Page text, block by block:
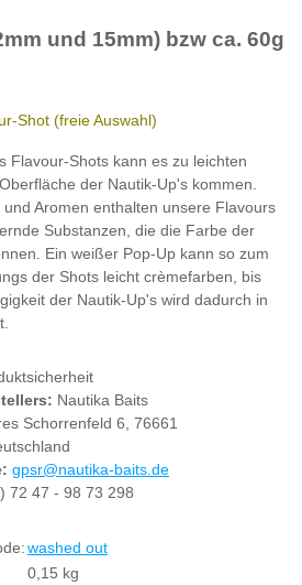
und 15mm) bzw ca. 60g
Shot (freie Auswahl)
Flavour-Shots kann es zu leichten
der Nautik-Up's kommen.
Aromen enthalten unsere Flavours
Substanzen, die die Farbe der
Ein weißer Pop-Up kann so zum
der Shots leicht crèmefarben, bis
der Nautik-Up's wird dadurch in
Nautika Baits
Schorrenfeld 6, 76661
gpsr@nautika-baits.de
72 47 - 98 73 298
washed out
0,15 kg